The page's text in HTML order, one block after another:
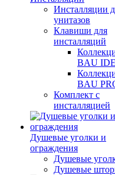
Инсталляции
унитазов
Клавиши для
инсталляций
BAU
BAU
Комплект с
инсталляцией
Душевые уголки и
ограждения
Душевые
Душевые